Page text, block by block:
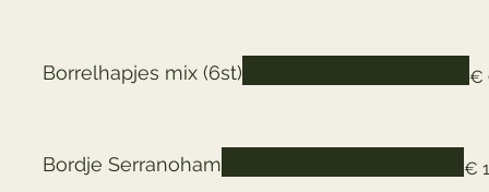
Borrelhapjes mix (6st) €
Bordje Serranoham €